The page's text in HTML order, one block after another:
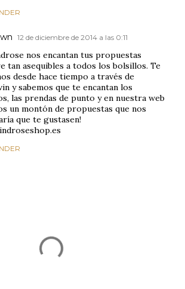
12 de diciembre de 2014 a las 0:11
nos encantan tus propuestas
tan asequibles a todos los bolsillos. Te
desde hace tiempo a través de
y sabemos que te encantan los
las prendas de punto y en nuestra web
un montón de propuestas que nos
que te gustasen!